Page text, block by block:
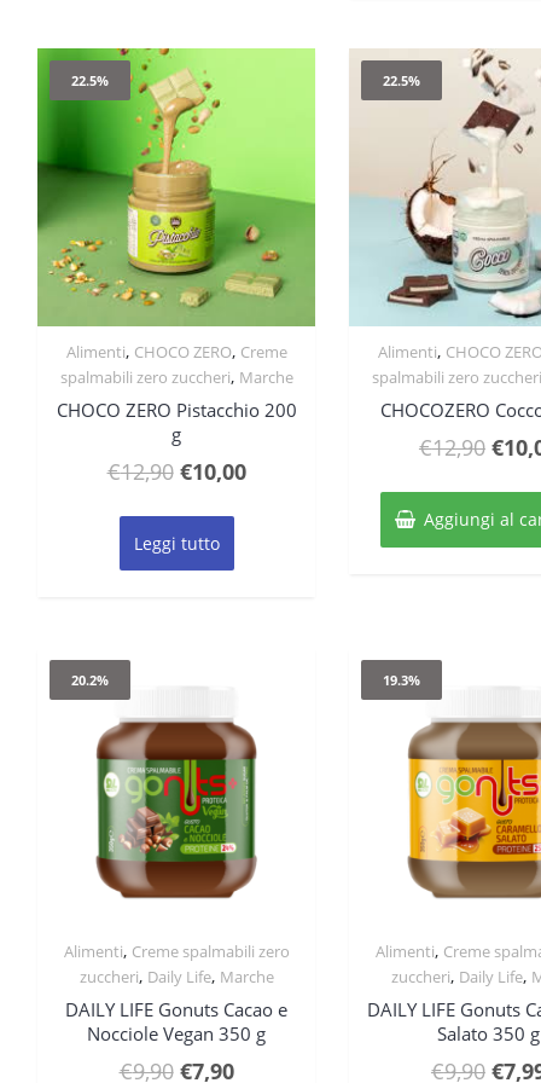
22.5%
Quick View
Alimenti, CHOCO ZERO, Creme
spalmabili zero zuccheri, Marche
CHOCO ZERO Pistacchio 200
g
€12,90 Il
originale
era:
€10,00Il
Leggi tutto
22.5%
Quick View
Alimenti, CHOCO
spalmabili zero zuccheri
CHOCOZERO
€12,90 Il
era:
€
Aggiungi al
20.2%
Quick View
Alimenti, Creme spalmabili zero
zuccheri, Daily Life, Marche
DAILY LIFE Gonuts Cacao e
Nocciole Vegan 350 g
€9,90 Il
€7,90Il
19.3%
Quick
Alimenti, Creme
zuccheri, Daily Life,
DAILY LIFE Gonuts
Salato 350 g
€9,90 Il
€